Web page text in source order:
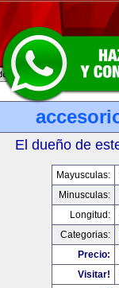
El dueño de
Mayusculas:
Minusculas:
Longitud:
Categorias:
Precio:
Visitar!